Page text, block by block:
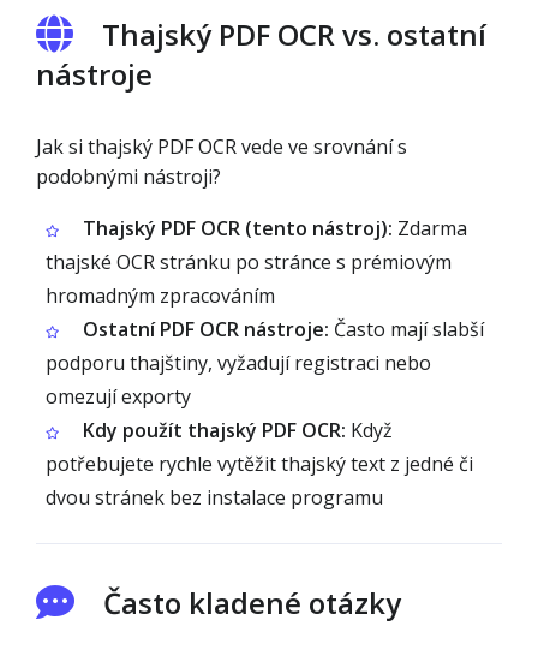
Thajský PDF OCR vs. ostatní
nástroje
Jak si thajský PDF OCR vede ve srovnání s
podobnými nástroji?
Thajský PDF OCR (tento nástroj): Zdarma
thajské OCR stránku po stránce s prémiovým
hromadným zpracováním
Ostatní PDF OCR nástroje: Často mají slabší
podporu thajštiny, vyžadují registraci nebo
omezují exporty
Kdy použít thajský PDF OCR: Když
potřebujete rychle vytěžit thajský text z jedné či
dvou stránek bez instalace programu
Často kladené otázky